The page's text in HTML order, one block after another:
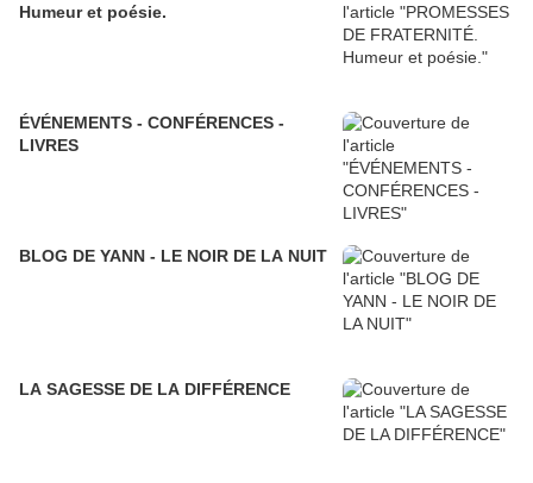
Humeur et poésie.
ÉVÉNEMENTS - CONFÉRENCES -
LIVRES
BLOG DE YANN - LE NOIR DE LA NUIT
LA SAGESSE DE LA DIFFÉRENCE